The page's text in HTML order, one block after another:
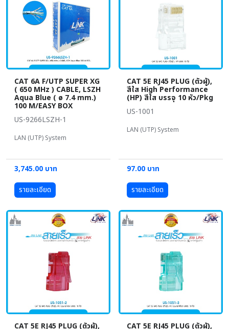
CAT 6A F/UTP SUPER XG
( 650 MHz ) CABLE, LSZH
Aqua Blue ( ø 7.4 mm.)
100 M/EASY BOX
US-9266LSZH-1
LAN (UTP) System
3,745.00 บาท
รายละเอียด
CAT 5E RJ45 PLUG (ตัวผู้),
สีใส High Performance
(HP) สีใส บรรจุ 10 หัว/Pkg
US-1001
LAN (UTP) System
97.00 บาท
รายละเอียด
CAT 5E RJ45 PLUG (ตัวผู้), CAT 5E RJ45 PLUG (ตัวผู้),